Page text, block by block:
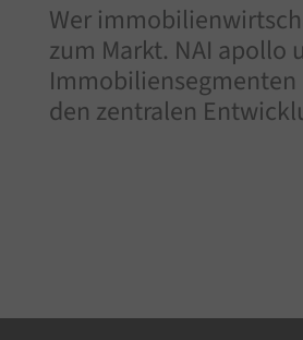
Wer
zum Markt. NAI
Immobiliensegmenten
den zentralen